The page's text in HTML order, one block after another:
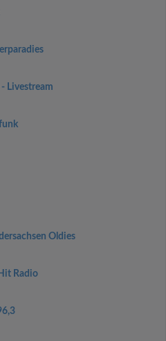
Livestream
Oldies
Radio